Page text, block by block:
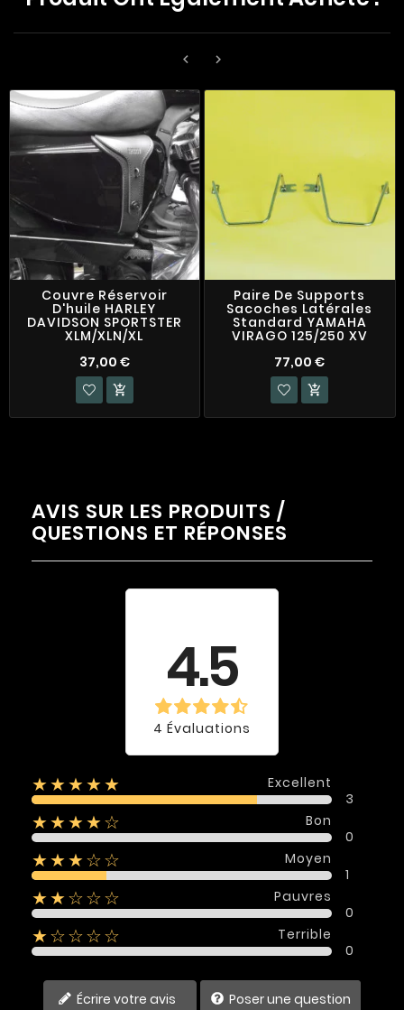
 
Couvre Réservoir
D'huile HARLEY
DAVIDSON SPORTSTER
XLM/XLN/XL
37,00 €

Paire De Supports
Sacoches Latérales
Standard YAMAHA
VIRAGO 125/250 XV
77,00 €

AVIS SUR LES PRODUITS /
QUESTIONS ET RÉPONSES
4.5
4 Évaluations
★★★★★
Excellent
3
★★★★☆
Bon
0
★★★☆☆
Moyen
1
★★☆☆☆
Pauvres
0
★☆☆☆☆
Terrible
0
Écrire votre avis Poser une question